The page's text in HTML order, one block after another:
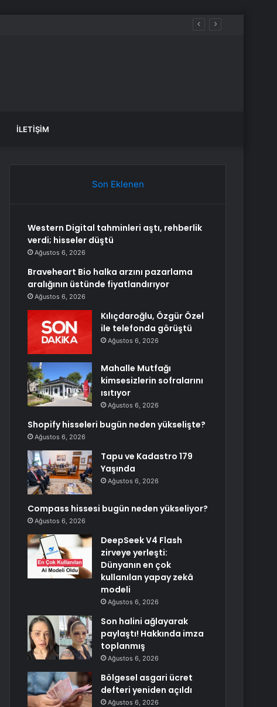
İLETIŞIM
Son Eklenen
Western Digital tahminleri aştı, rehberlik
verdi; hisseler düştü
Ağustos 6, 2026
Braveheart Bio halka arzını pazarlama
aralığının üstünde fiyatlandırıyor
Ağustos 6, 2026
Kılıçdaroğlu, Özgür Özel
ile telefonda görüştü
Ağustos 6, 2026
Mahalle Mutfağı
kimsesizlerin sofralarını
ısıtıyor
Ağustos 6, 2026
Shopify hisseleri bugün neden yükselişte?
Ağustos 6, 2026
Tapu ve Kadastro 179
Yaşında
Ağustos 6, 2026
Compass hissesi bugün neden yükseliyor?
Ağustos 6, 2026
DeepSeek V4 Flash
zirveye yerleşti:
Dünyanın en çok
kullanılan yapay zekâ
modeli
Ağustos 6, 2026
Son halini ağlayarak
paylaştı! Hakkında imza
toplanmış
Ağustos 6, 2026
Bölgesel asgari ücret
defteri yeniden açıldı
Ağustos 6, 2026